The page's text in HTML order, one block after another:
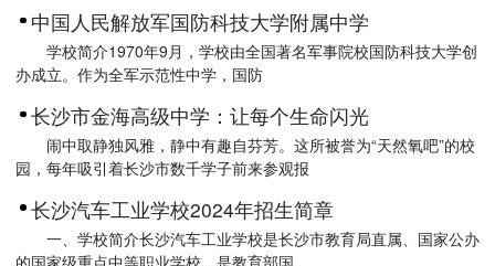
中国人民解放军国防科技大学附属中学
学校简介1970年9月，学校由全国著名军事院校国防科技大学创
办成立。作为全军示范性中学，国防
长沙市金海高级中学：让每个生命闪光
闹中取静独风雅，静中有趣自芬芳。这所被誉为“天然氧吧”的校
园，每年吸引着长沙市数千学子前来参观报
长沙汽车工业学校2024年招生简章
一、学校简介长沙汽车工业学校是长沙市教育局直属、国家公办
的国家级重点中等职业学校，是教育部国